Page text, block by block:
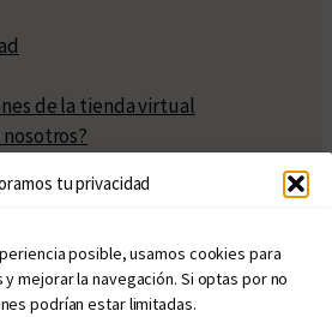
tu privacidad
posible, usamos cookies para
mejorar la navegación. Si optas por no
podrían estar limitadas.
de la tienda virtual